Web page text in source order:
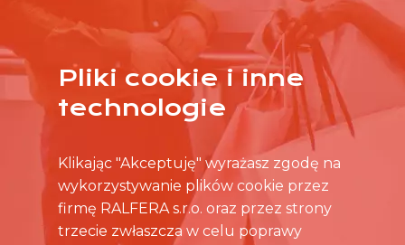
WIĘCEJ
Pliki cookie i inne
technologie
Klikając "Akceptuję" wyrażasz zgodę na
wykorzystywanie plików cookie przez
firmę RALFERA s.r.o. oraz przez strony
trzecie zwłaszcza w celu poprawy